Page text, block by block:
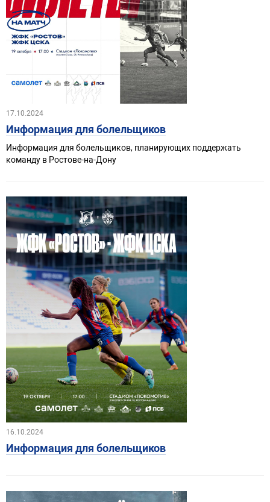
17.10.2024
Информация для болельщиков
Информация для болельщиков, планирующих поддержать
команду в Ростове-на-Дону
16.10.2024
Информация для болельщиков